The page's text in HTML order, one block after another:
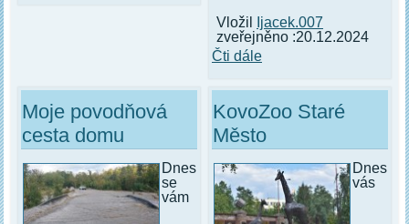
Vložil
Ijacek.007
zveřejněno :20.12.2024
Čti dále
Moje povodňová
cesta domu
Dnes
se
vám
KovoZoo Staré
Město
Dnes
vás